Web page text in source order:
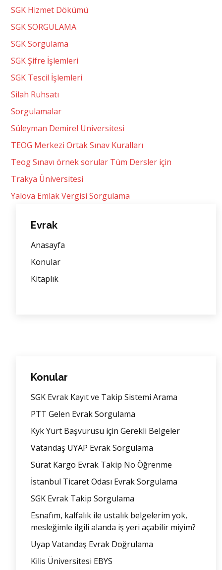
SGK Hizmet Dökümü
SGK SORGULAMA
SGK Sorgulama
SGK Şifre İşlemleri
SGK Tescil İşlemleri
Silah Ruhsatı
Sorgulamalar
Süleyman Demirel Üniversitesi
TEOG Merkezi Ortak Sınav Kuralları
Teog Sınavı örnek sorular Tüm Dersler için
Trakya Üniversitesi
Yalova Emlak Vergisi Sorgulama
Evrak
Anasayfa
Konular
Kitaplık
Konular
SGK Evrak Kayıt ve Takip Sistemi Arama
PTT Gelen Evrak Sorgulama
Kyk Yurt Başvurusu için Gerekli Belgeler
Vatandaş UYAP Evrak Sorgulama
Sürat Kargo Evrak Takip No Öğrenme
İstanbul Ticaret Odası Evrak Sorgulama
SGK Evrak Takip Sorgulama
Esnafım, kalfalık ile ustalık belgelerim yok,
mesleğimle ilgili alanda iş yeri açabilir miyim?
Uyap Vatandaş Evrak Doğrulama
Kilis Üniversitesi EBYS